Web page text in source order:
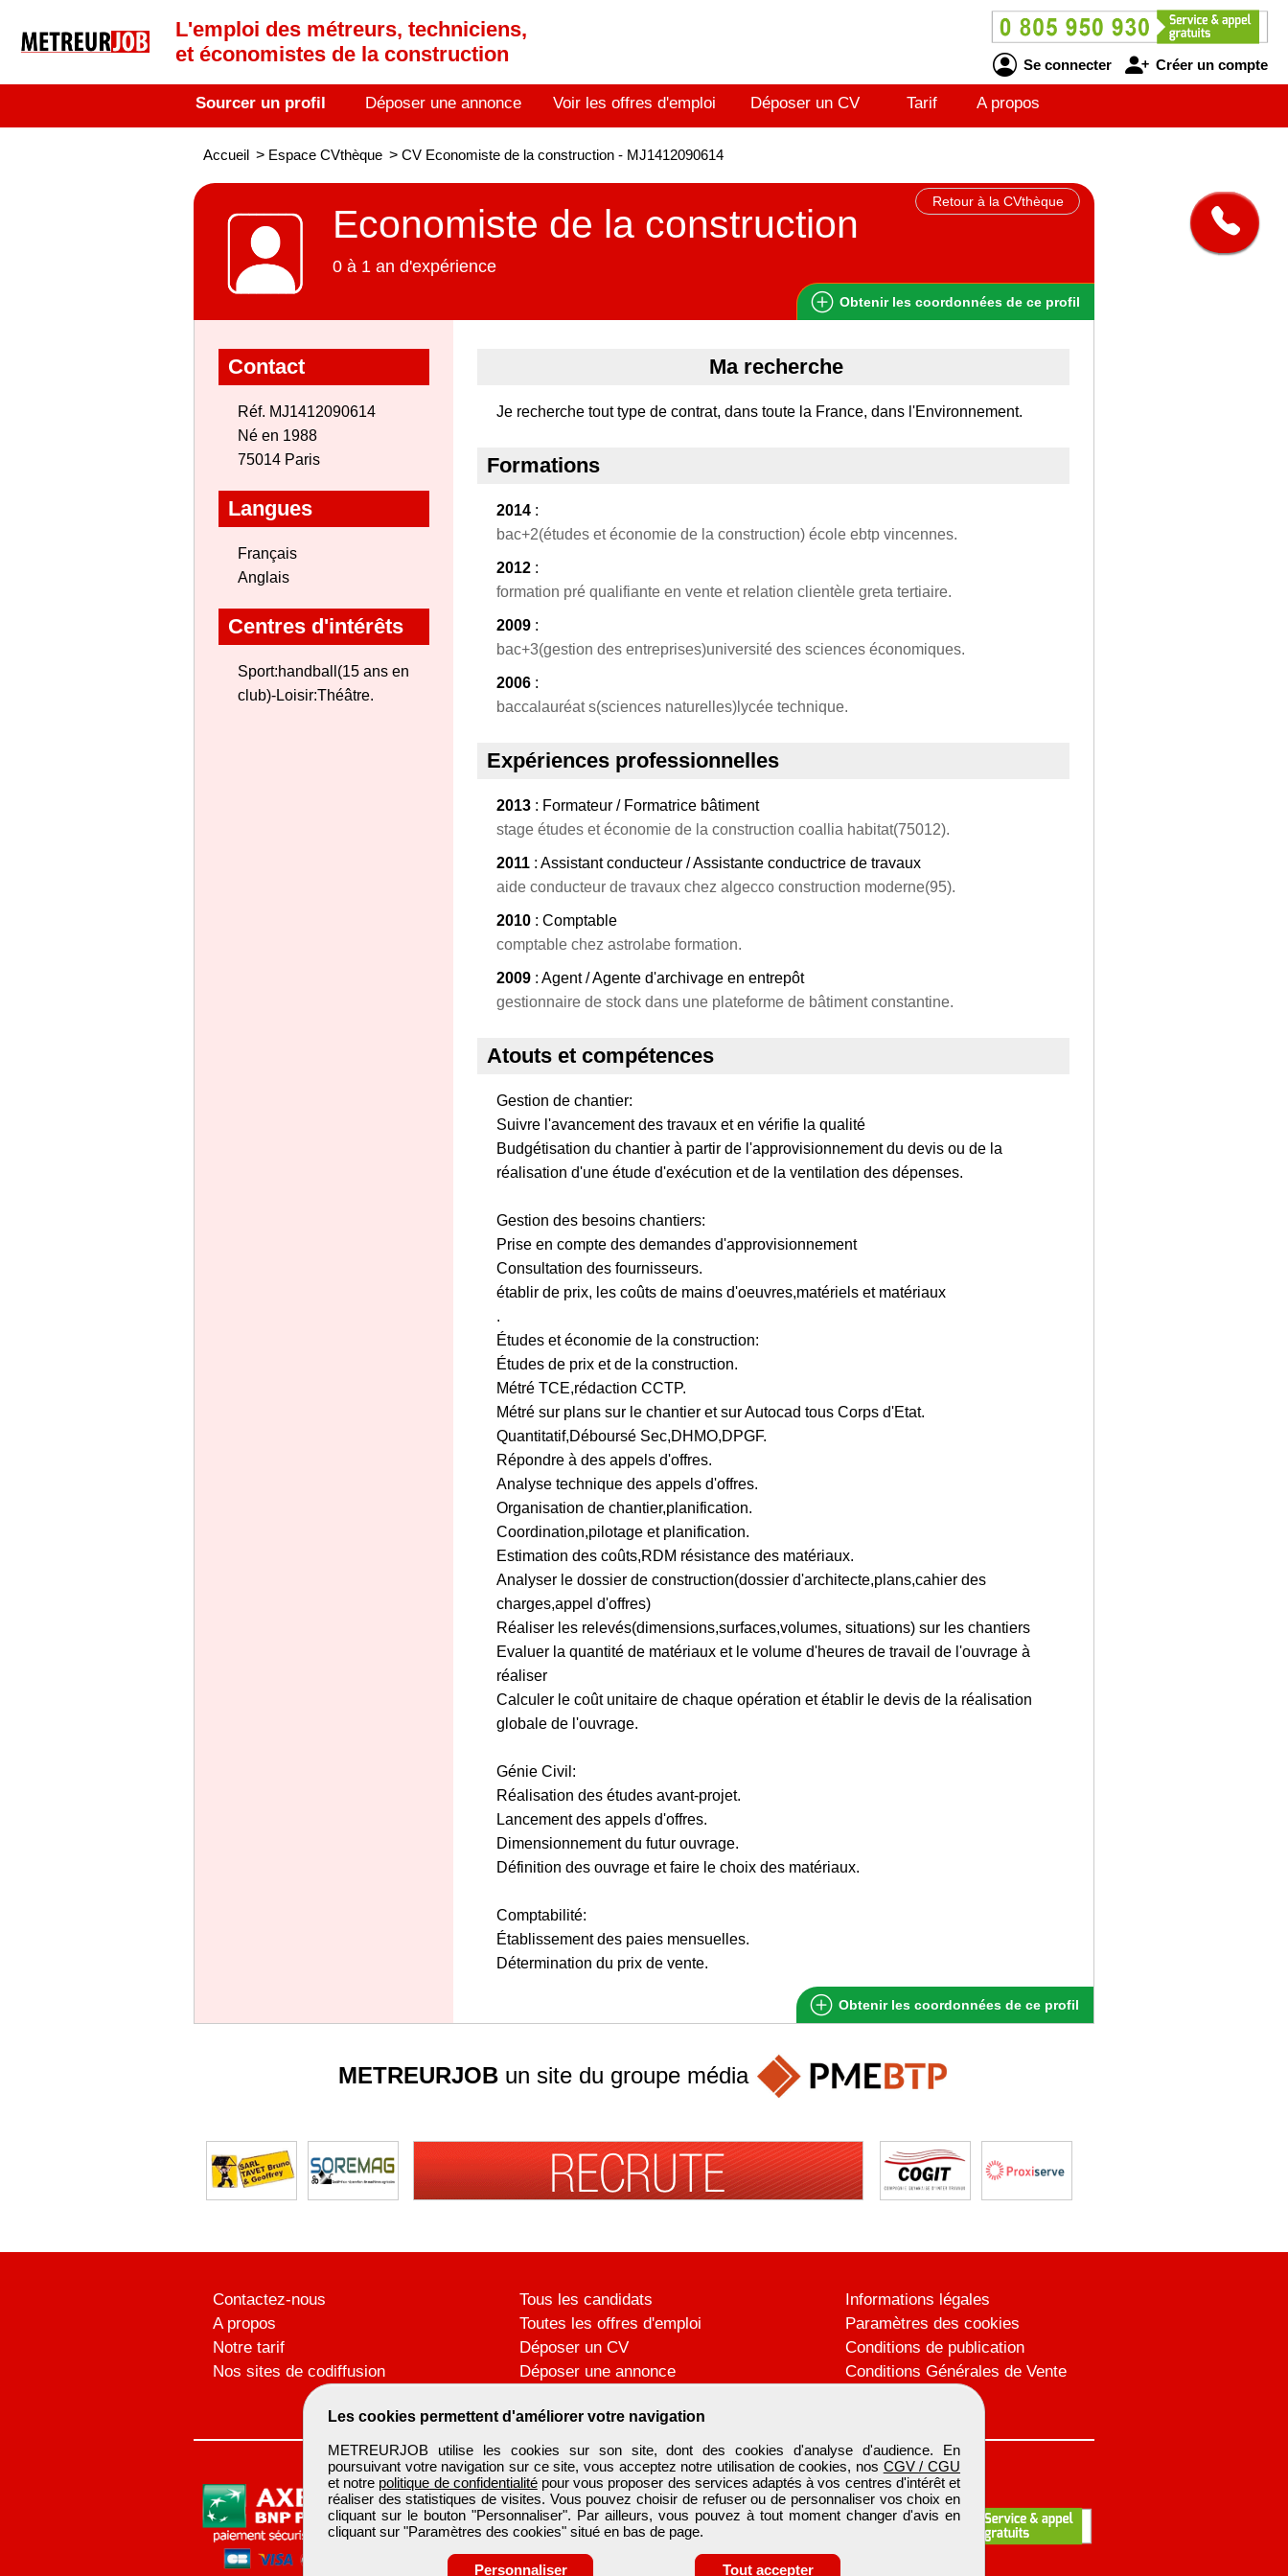
L'emploi des métreurs, techniciens,
et économistes de la construction
Se connecter Créer un compte
Sourcer un profil Déposer une annonce Voir les offres d'emploi Déposer un CV Tarif A propos
Accueil > Espace CVthèque > CV Economiste de la construction - MJ1412090614
Retour à la CVthèque
Economiste de la construction
0 à 1 an d'expérience
Obtenir les coordonnées de ce profil
Contact
Réf. MJ1412090614
Né en 1988
75014 Paris
Langues
Français
Anglais
Centres d'intérêts
Sport:handball(15 ans en
club)-Loisir:Théâtre.
Ma recherche
Je recherche tout type de contrat, dans toute la France, dans l'Environnement.
Formations
2014 :
bac+2(études et économie de la construction) école ebtp vincennes.
2012 :
formation pré qualifiante en vente et relation clientèle greta tertiaire.
2009 :
bac+3(gestion des entreprises)université des sciences économiques.
2006 :
baccalauréat s(sciences naturelles)lycée technique.
Expériences professionnelles
2013 : Formateur / Formatrice bâtiment
stage études et économie de la construction coallia habitat(75012).
2011 : Assistant conducteur / Assistante conductrice de travaux
aide conducteur de travaux chez algecco construction moderne(95).
2010 : Comptable
comptable chez astrolabe formation.
2009 : Agent / Agente d'archivage en entrepôt
gestionnaire de stock dans une plateforme de bâtiment constantine.
Atouts et compétences
Gestion de chantier:
Suivre l'avancement des travaux et en vérifie la qualité
Budgétisation du chantier à partir de l'approvisionnement du devis ou de la
réalisation d'une étude d'exécution et de la ventilation des dépenses.
Gestion des besoins chantiers:
Prise en compte des demandes d'approvisionnement
Consultation des fournisseurs.
établir de prix, les coûts de mains d'oeuvres,matériels et matériaux
.
Études et économie de la construction:
Études de prix et de la construction.
Métré TCE,rédaction CCTP.
Métré sur plans sur le chantier et sur Autocad tous Corps d'Etat.
Quantitatif,Déboursé Sec,DHMO,DPGF.
Répondre à des appels d'offres.
Analyse technique des appels d'offres.
Organisation de chantier,planification.
Coordination,pilotage et planification.
Estimation des coûts,RDM résistance des matériaux.
Analyser le dossier de construction(dossier d'architecte,plans,cahier des
charges,appel d'offres)
Réaliser les relevés(dimensions,surfaces,volumes, situations) sur les chantiers
Evaluer la quantité de matériaux et le volume d'heures de travail de l'ouvrage à
réaliser
Calculer le coût unitaire de chaque opération et établir le devis de la réalisation
globale de l'ouvrage.
Génie Civil:
Réalisation des études avant-projet.
Lancement des appels d'offres.
Dimensionnement du futur ouvrage.
Définition des ouvrage et faire le choix des matériaux.
Comptabilité:
Établissement des paies mensuelles.
Détermination du prix de vente.
Obtenir les coordonnées de ce profil
Les cookies permettent d'améliorer votre navigation
METREURJOB utilise les cookies sur son site, dont des cookies d'analyse d'audience. En
poursuivant votre navigation sur ce site, vous acceptez notre utilisation de cookies, nos CGV / CGU
et notre politique de confidentialitépour vous proposer des services adaptés à vos centres d'intérêt et
réaliser des statistiques de visites. Vous pouvez choisir de refuser ou de personnaliser vos choix en
cliquant sur le bouton "Personnaliser". Par ailleurs, vous pouvez à tout moment changer d'avis en
cliquant sur "Paramètres des cookies" situé en bas de page.
Personnaliser Tout accepter
METREURJOB un site du groupe média
Contactez-nous
A propos
Notre tarif
Nos sites de codiffusion
Tous les candidats
Toutes les offres d'emploi
Déposer un CV
Déposer une annonce
Informations légales
Paramètres des cookies
Conditions de publication
Conditions Générales de Vente